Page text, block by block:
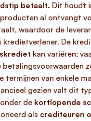
betaalt. Dit houdt
al ontvangt
waardoor de
De
kan variëren;
termijnen van enkele
gezien valt dit
de kortlopende
als crediteuren